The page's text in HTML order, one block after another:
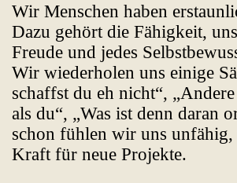
Wir Menschen haben
Dazu gehört die Fähigkeit,
Freude und jedes
Wir wiederholen uns einige
schaffst du eh nicht“,
als du“, „Was ist denn daran
schon fühlen wir uns
Kraft für neue Projekte.